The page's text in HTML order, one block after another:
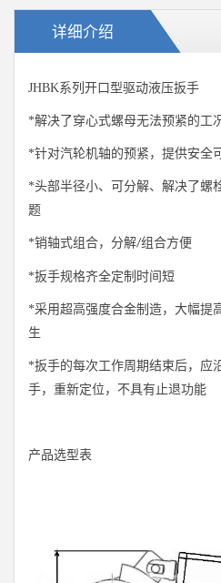
详细介绍
JHBK系列开口型驱动液压扳手
*解决了穿心式螺母无法预紧的工
*针对汽轮机轴的预紧，提供安全
*头部半径小、可分解、解决了螺
题
*销轴式组合，分解/组合方便
*扳手规格齐全定制时间短
*采用超高强度合金制造，大幅提
生
*扳手的每次工作周期结束后，应
手，重新定位，不具有止退功能
产品选型表